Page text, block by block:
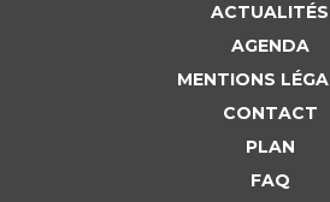
Protection des données
ACTUALITÉS
AGENDA
MENTIONS
CONTACT
PLAN
FAQ